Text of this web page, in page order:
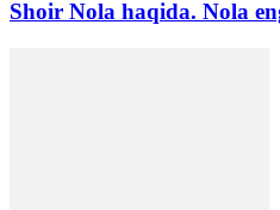
Shoir Nola haqida. Nola